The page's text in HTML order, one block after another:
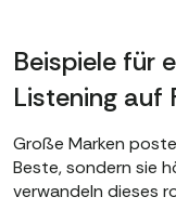
Beispiele für
Listening auf
Große Marken
Beste, sondern sie
verwandeln dieses